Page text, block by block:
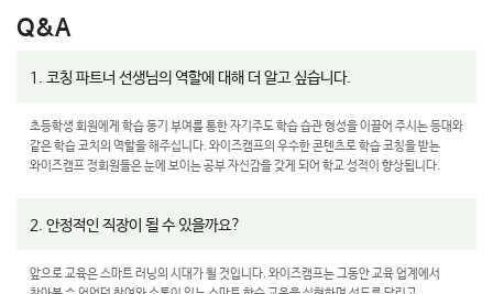
Q&A
1. 코칭 파트너 선생님의 역할에 대해 더 알고 싶습니다.
초등학생 회원에게 학습 동기 부여를 통한 자기주도 학습 습관 형성을 이끌어 주시는 등대와
같은 학습 코치의 역할을 해주십니다. 와이즈캠프의 우수한 콘텐츠로 학습 코칭을 받는
와이즈캠프 정회원들은 눈에 보이는 공부 자신감을 갖게 되어 학교 성적이 향상됩니다.
2. 안정적인 직장이 될 수 있을까요?
앞으로 교육은 스마트 러닝의 시대가 될 것입니다. 와이즈캠프는 그동안 교육 업계에서